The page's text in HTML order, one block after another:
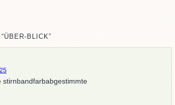
BLICK”
stirnbandfarbabgestimmte